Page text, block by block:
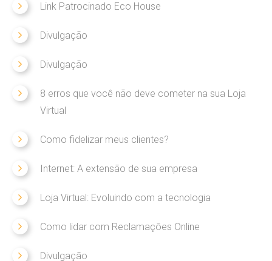
Link Patrocinado Eco House
Divulgação
Divulgação
8 erros que você não deve cometer na sua Loja
Virtual
Como fidelizar meus clientes?
Internet: A extensão de sua empresa
Loja Virtual: Evoluindo com a tecnologia
Como lidar com Reclamações Online
Divulgação